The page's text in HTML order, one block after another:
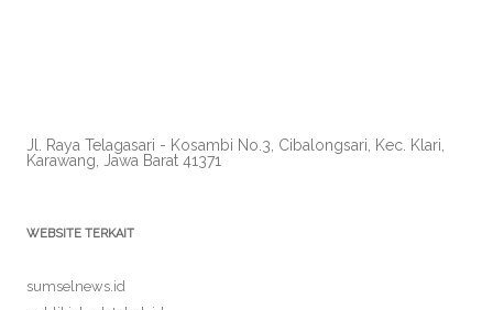
Jl. Raya Telagasari - Kosambi No.3, Cibalongsari, Kec. Klari,
Karawang, Jawa Barat 41371
WEBSITE TERKAIT
sumselnews.id